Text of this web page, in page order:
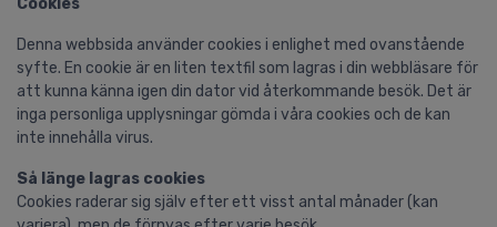
Denna webbsida använder cookies i enlighet med ovanstående
syfte. En cookie är en liten textfil som lagras i din webbläsare för
att kunna känna igen din dator vid återkommande besök. Det är
inga personliga upplysningar gömda i våra cookies och de kan
inte innehålla virus.
Så länge lagras cookies
Cookies raderar sig själv efter ett visst antal månader (kan